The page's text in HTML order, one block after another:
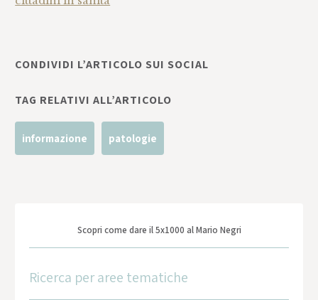
CONDIVIDI L’ARTICOLO SUI SOCIAL
TAG RELATIVI ALL’ARTICOLO
informazione patologie
Scopri come dare il 5x1000 al Mario Negri
Ricerca per aree tematiche